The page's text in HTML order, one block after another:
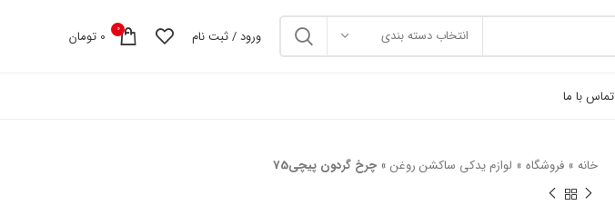
انتخاب دسته بندی ورود / ثبت نام 0
0 تومان
تماس با ما
خانه » فروشگاه » لوازم یدکی ساکشن روغن » چرخ گردون پیچی75